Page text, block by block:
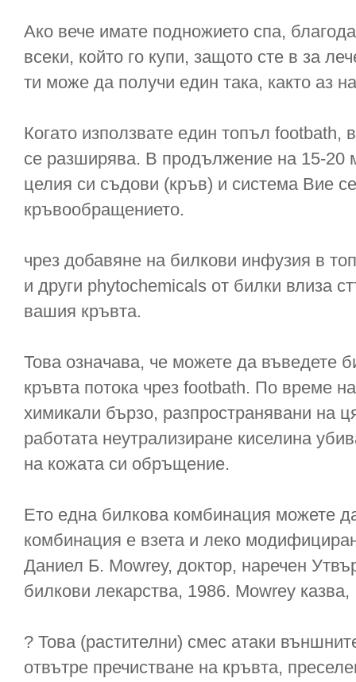
Ако вече имате подножието спа,
всеки, който го купи, защото сте в за
ти може да получи един така, както аз
Когато използвате един топъл footbath,
се разширява. В продължение на 15-20
целия си съдови (кръв) и система Вие
кръвообращението.
чрез добавяне на билкови инфузия в
и други phytochemicals от билки влиза
вашия кръвта.
Това означава, че можете да въведете
кръвта потока чрез footbath. По време
химикали бързо, разпространявани на
работата неутрализиране киселина
на кожата си обръщение.
Ето една билкова комбинация можете
комбинация е взета и леко
Даниел Б. Mowrey, доктор, наречен
билкови лекарства, 1986. Mowrey казва,
? Това (растителни) смес атаки
отвътре пречистване на кръвта,